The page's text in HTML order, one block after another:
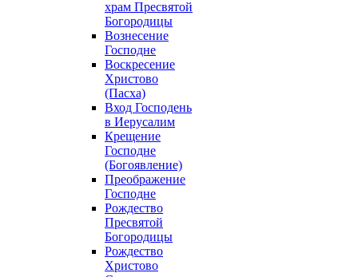
храм Пресвятой
Богородицы
Вознесение
Господне
Воскресение
Христово
(Пасха)
Вход Господень
в Иерусалим
Крещение
Господне
(Богоявление)
Преображение
Господне
Рождество
Пресвятой
Богородицы
Рождество
Христово